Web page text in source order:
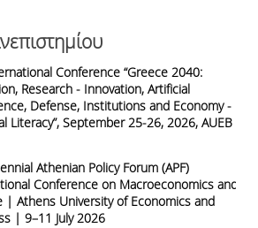
Conference “Greece 2040:
Research - Innovation, Artificial
Defense, Institutions and Economy -
Literacy”, September 25-26, 2026, AUEB
Athenian Policy Forum (APF)
Conference on Macroeconomics and
| Athens University of Economics and
| 9–11 July 2026